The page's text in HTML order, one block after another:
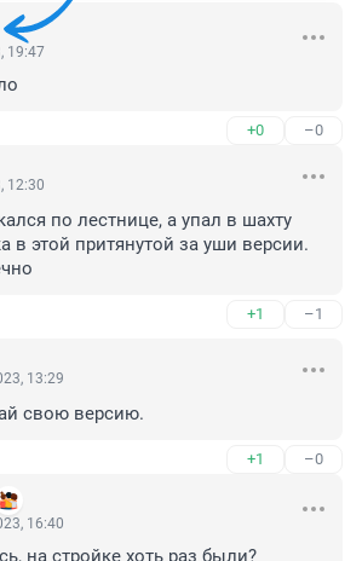
19:47
+0 –0
12:30
по лестнице, а упал в шахту
в этой притянутой за уши версии.
+1 –1
13:29
свою версию.
+1 –0
16:40
на стройке хоть раз были?